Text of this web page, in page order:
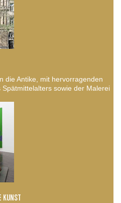
die Antike, mit hervorragenden
sowie der Malerei
KUNST